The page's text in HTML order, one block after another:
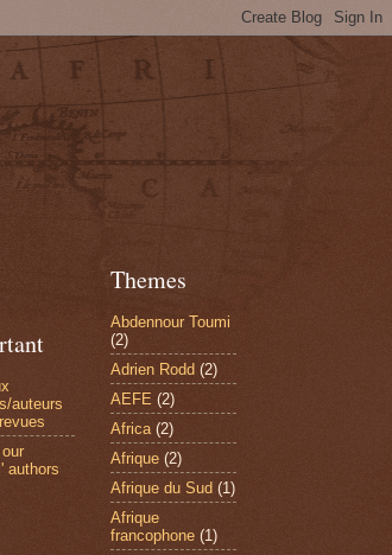
auteurs
authors
Themes
Abdennour Toumi
(2)
Adrien Rodd (2)
AEFE (2)
Africa (2)
Afrique (2)
Afrique du Sud (1)
Afrique
francophone (1)